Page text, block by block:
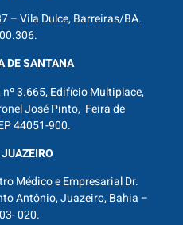
– Vila Dulce, Barreiras/BA.
DE SANTANA
3.665, Edifício Multiplace,
José Pinto, Feira de
44051-900.
Médico e Empresarial Dr.
Antônio, Juazeiro, Bahia –
020.